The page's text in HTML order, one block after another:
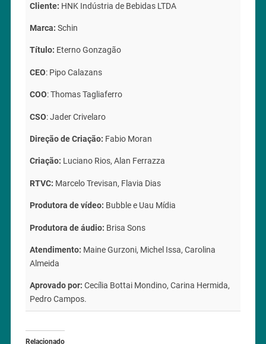
Cliente: HNK Indústria de Bebidas LTDA
Marca: Schin
Título: Eterno Gonzagão
CEO: Pipo Calazans
COO: Thomas Tagliaferro
CSO: Jader Crivelaro
Direção de Criação: Fabio Moran
Criação: Luciano Rios, Alan Ferrazza
RTVC: Marcelo Trevisan, Flavia Dias
Produtora de vídeo: Bubble e Uau Mídia
Produtora de áudio: Brisa Sons
Atendimento: Maine Gurzoni, Michel Issa, Carolina
Almeida
Aprovado por: Cecília Bottai Mondino, Carina Hermida,
Pedro Campos.
Relacionado